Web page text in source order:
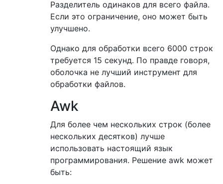
Разделитель одинаков для всего файла.
Если это ограничение, оно может быть
улучшено.
Однако для обработки всего 6000 строк
требуется 15 секунд. По правде говоря,
оболочка не лучший инструмент для
обработки файлов.
Awk
Для более чем нескольких строк (более
нескольких десятков) лучше
использовать настоящий язык
программирования. Решение awk может
быть: